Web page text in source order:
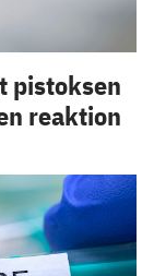
pistoksen
reaktion